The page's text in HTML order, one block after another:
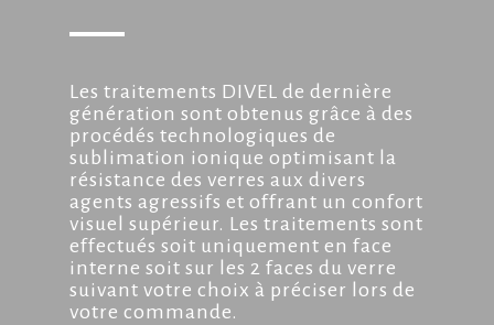
Les traitements DIVEL de dernière
génération sont obtenus grâce à des
procédés technologiques de
sublimation ionique optimisant la
résistance des verres aux divers
agents agressifs et offrant un confort
visuel supérieur. Les traitements sont
effectués soit uniquement en face
interne soit sur les 2 faces du verre
suivant votre choix à préciser lors de
votre commande.